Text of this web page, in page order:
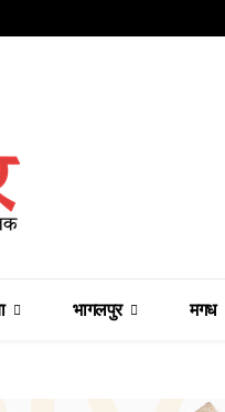
भागलपुर मगध